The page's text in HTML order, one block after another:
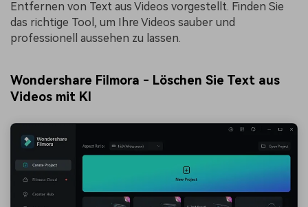
Entfernen von Text aus Videos vorgestellt. Finden Sie
das richtige Tool, um Ihre Videos sauber und
professionell aussehen zu lassen.
Wondershare Filmora - Löschen Sie Text aus
Videos mit KI